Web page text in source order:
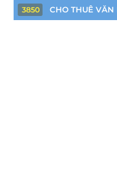
3850 CHO THUÊ VĂN